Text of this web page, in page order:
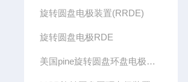
旋转圆盘电极装置(RRDE)
旋转圆盘电极RDE
美国pine旋转圆盘环盘电极装置中国区总代理